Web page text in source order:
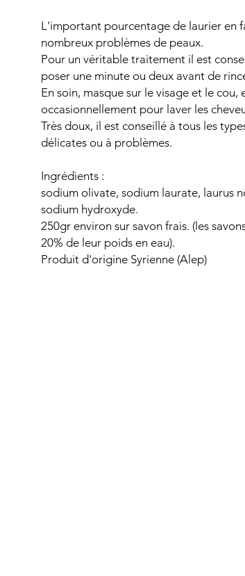
L'important pourcentage de laurier en
nombreux problèmes de peaux.
Pour un véritable traitement il est
poser une minute ou deux avant de
En soin, masque sur le visage et le
occasionnellement pour laver les
Très doux, il est conseillé à tous les
délicates ou à problèmes.
Ingrédients :
sodium olivate, sodium laurate, laurus
sodium hydroxyde.
250gr environ sur savon frais. (les
20% de leur poids en eau).
Produit d'origine Syrienne (Alep)